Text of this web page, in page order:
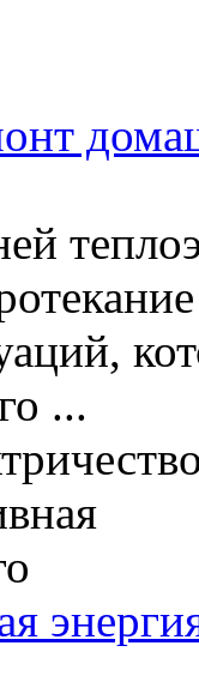
...